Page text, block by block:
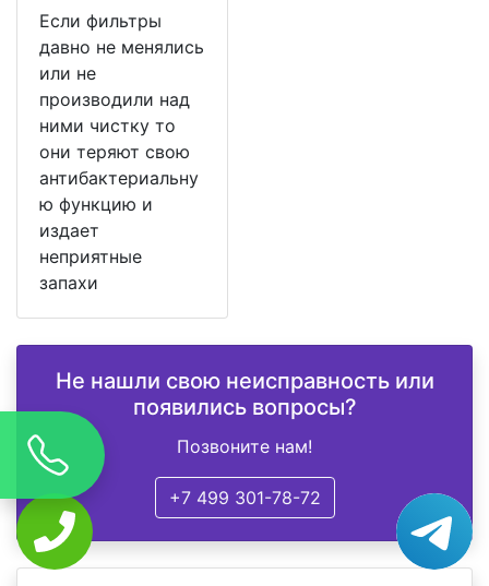
Если фильтры
давно не менялись
или не
производили над
ними чистку то
они теряют свою
антибактериальну
ю функцию и
издает
неприятные
запахи
Не нашли свою неисправность или
появились вопросы?
Позвоните нам!
+7 499 301-78-72